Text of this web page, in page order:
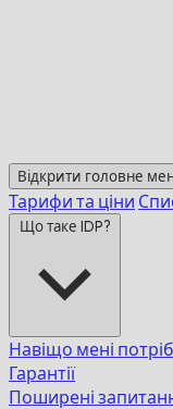
Відкрити головне
Тарифи та ціни
Що таке IDP?
Навіщо мені
Гарантії
Поширені